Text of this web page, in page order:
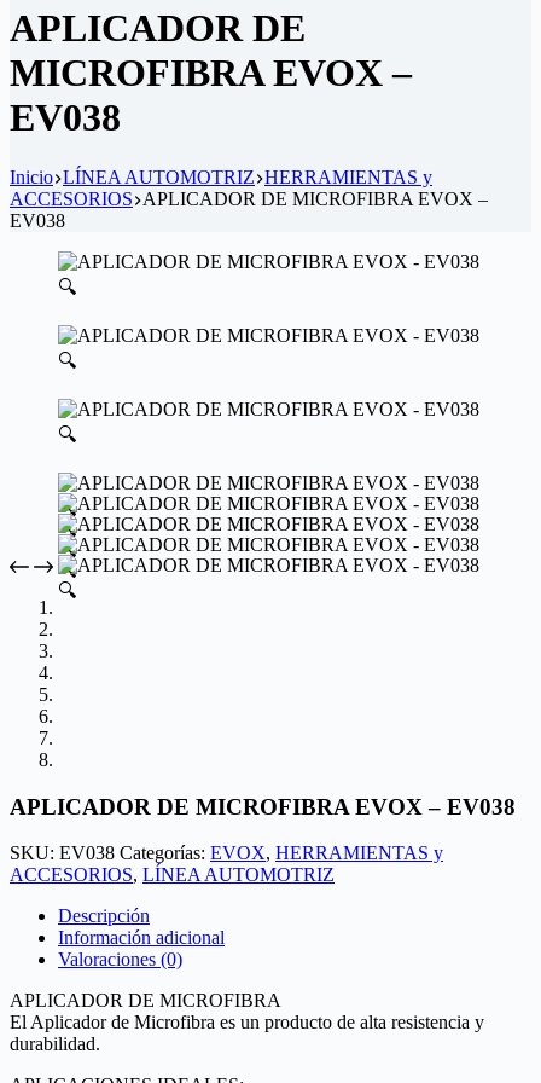
APLICADOR DE
MICROFIBRA EVOX –
EV038
Inicio LÍNEA AUTOMOTRIZ HERRAMIENTAS y
ACCESORIOS APLICADOR DE MICROFIBRA EVOX –
EV038
🔍
🔍
🔍
🔍
🔍
🔍
🔍
🔍
APLICADOR DE MICROFIBRA EVOX – EV038
SKU: EV038 Categorías: EVOX, HERRAMIENTAS y
ACCESORIOS, LÍNEA AUTOMOTRIZ
Descripción
Información adicional
Valoraciones (0)
APLICADOR DE MICROFIBRA
El Aplicador de Microfibra es un producto de alta resistencia y
durabilidad.